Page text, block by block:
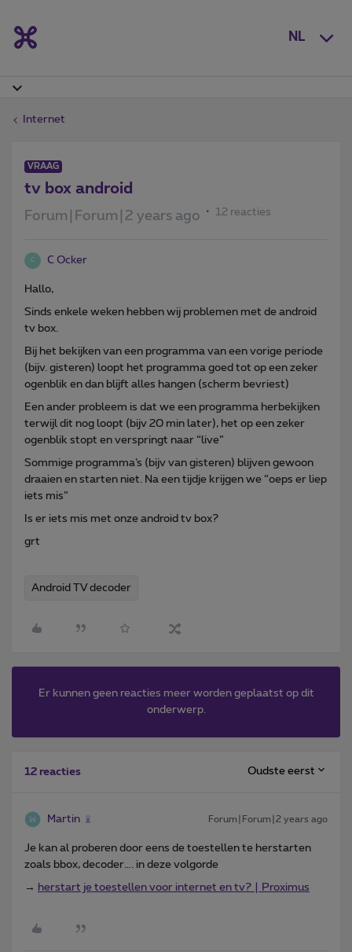
NL
Internet
VRAAG
tv box android
Forum|Forum|2 years ago 12 reacties
C C Ocker
Hallo,
Sinds enkele weken hebben wij problemen met de android
tv box.
Bij het bekijken van een programma van een vorige periode
(bijv. gisteren) loopt het programma goed tot op een zeker
ogenblik en dan blijft alles hangen (scherm bevriest)
Een ander probleem is dat we een programma herbekijken
terwijl dit nog loopt (bijv 20 min later), het op een zeker
ogenblik stopt en verspringt naar “live”
Sommige programma’s (bijv van gisteren) blijven gewoon
draaien en starten niet. Na een tijdje krijgen we “oeps er liep
iets mis”
Is er iets mis met onze android tv box?
grt
Android TV decoder
Er kunnen geen reacties meer worden geplaatst op dit
onderwerp.
12 reacties Oudste eerst
Martin Forum|Forum|2 years ago
Je kan al proberen door eens de toestellen te herstarten
zoals bbox, decoder…. in deze volgorde
→ herstart je toestellen voor internet en tv? | Proximus